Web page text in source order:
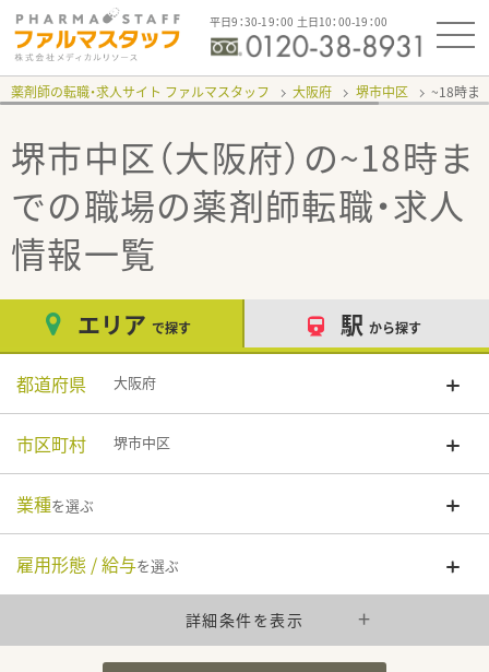
平日9：30-19：00 土日10：00-19：00
薬剤師の転職・求人サイト ファルマスタッフ 大阪府 堺市中区 ~18時ま
堺市中区（大阪府）の~18時ま
での職場の薬剤師転職・求人
情報一覧
エリア で探す 駅 から探す
都道府県 大阪府
市区町村 堺市中区
業種を選ぶ
雇用形態 / 給与を選ぶ
詳細条件を表示